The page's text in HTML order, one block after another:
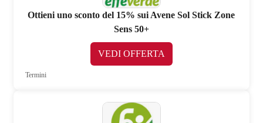
Ottieni uno sconto del 15% sui Avene Sol Stick Zone
Sens 50+
VEDI OFFERTA
Termini